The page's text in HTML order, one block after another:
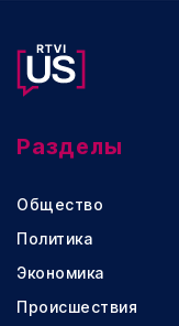
Разделы
Общество
Политика
Экономика
Происшествия